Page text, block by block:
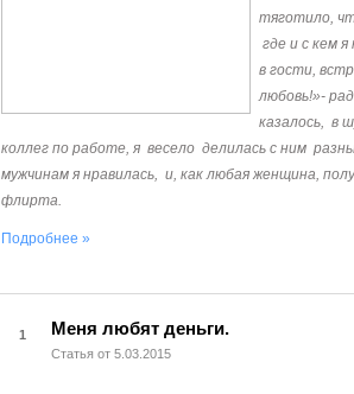
тяготило,
где и с кем
в гости,
любовь!»-
казалось, в
коллег по работе, я весело делилась с ним
мужчинам я нравилась, и, как любая женщина,
флирта.
Подробнее »
1 Меня любят деньги.
Статья от 5.03.2015